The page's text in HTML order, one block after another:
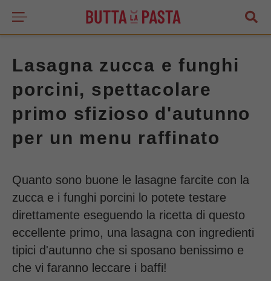
Lasagna zucca e funghi
porcini, spettacolare
primo sfizioso d'autunno
per un menu raffinato
Quanto sono buone le lasagne farcite con la
zucca e i funghi porcini lo potete testare
direttamente eseguendo la ricetta di questo
eccellente primo, una lasagna con ingredienti
tipici d'autunno che si sposano benissimo e
che vi faranno leccare i baffi!